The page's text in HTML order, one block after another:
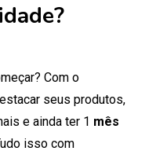
Com o
seus produtos,
e ainda ter 1 mês
isso com